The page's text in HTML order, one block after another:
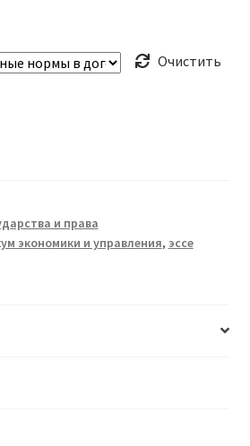
Очистить
и права
экономики и управления, эссе